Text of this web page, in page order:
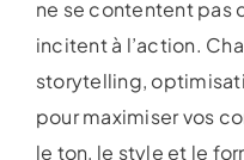
ne se contentent pas
incitent à l’action.
storytelling,
pour maximiser vos
le ton, le style et le